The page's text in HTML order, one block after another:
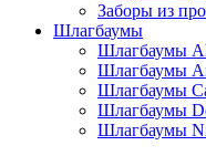
Заборы из
Шлагбаумы
Шлагбаумы
Шлагбаумы
Шлагбаумы
Шлагбаумы
Шлагбаумы